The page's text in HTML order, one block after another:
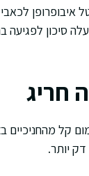
ובמקביל נוטל
סיכון לפגיעה
חריג
קל מהחניכיים
יותר.